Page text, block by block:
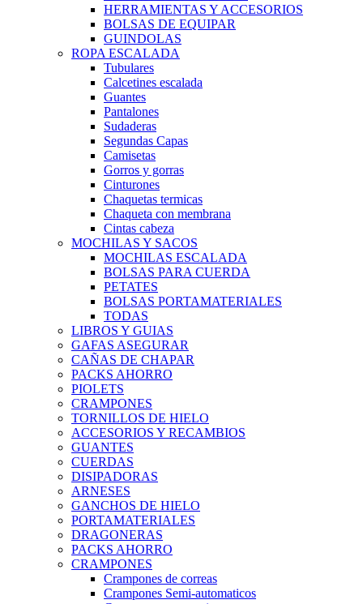
HERRAMIENTAS Y ACCESORIOS
BOLSAS DE EQUIPAR
GUINDOLAS
ROPA ESCALADA
Tubulares
Calcetines escalada
Guantes
Pantalones
Sudaderas
Segundas Capas
Camisetas
Gorros y gorras
Cinturones
Chaquetas termicas
Chaqueta con membrana
Cintas cabeza
MOCHILAS Y SACOS
MOCHILAS ESCALADA
BOLSAS PARA CUERDA
PETATES
BOLSAS PORTAMATERIALES
TODAS
LIBROS Y GUIAS
GAFAS ASEGURAR
CAÑAS DE CHAPAR
PACKS AHORRO
PIOLETS
CRAMPONES
TORNILLOS DE HIELO
ACCESORIOS Y RECAMBIOS
GUANTES
CUERDAS
DISIPADORAS
ARNESES
GANCHOS DE HIELO
PORTAMATERIALES
DRAGONERAS
PACKS AHORRO
CRAMPONES
Crampones de correas
Crampones Semi-automaticos